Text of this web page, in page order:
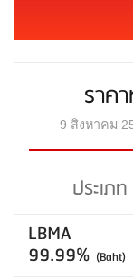
ราค
9 สิงหาคม
ประเภท
LBMA
99.99% (Baht)